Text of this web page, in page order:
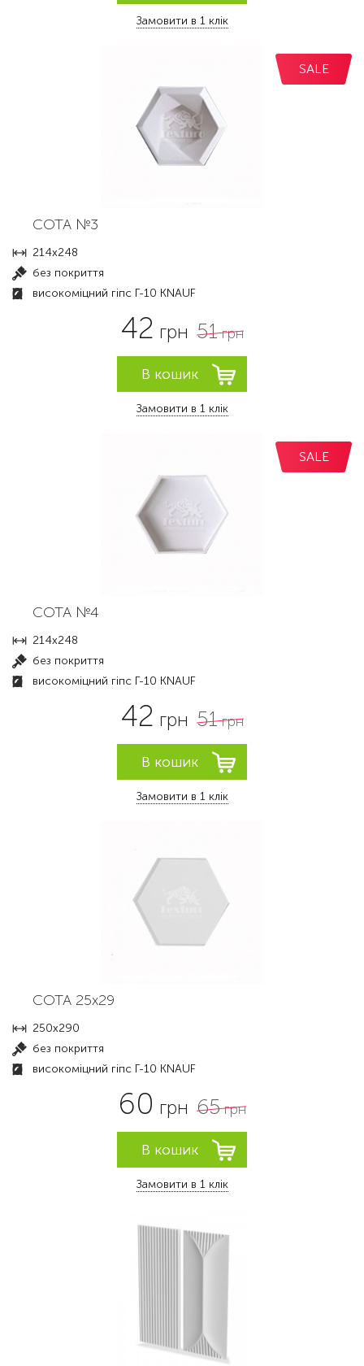
Замовити в 1 клік
SALE
СОТА №3
214х248
без покриття
високоміцний гіпс Г-10 KNAUF
42 грн 51грн
Замовити в 1 клік
SALE
СОТА №4
214х248
без покриття
високоміцний гіпс Г-10 KNAUF
42 грн 51грн
Замовити в 1 клік
СОТА 25х29
250х290
без покриття
високоміцний гіпс Г-10 KNAUF
60 грн 65грн
Замовити в 1 клік